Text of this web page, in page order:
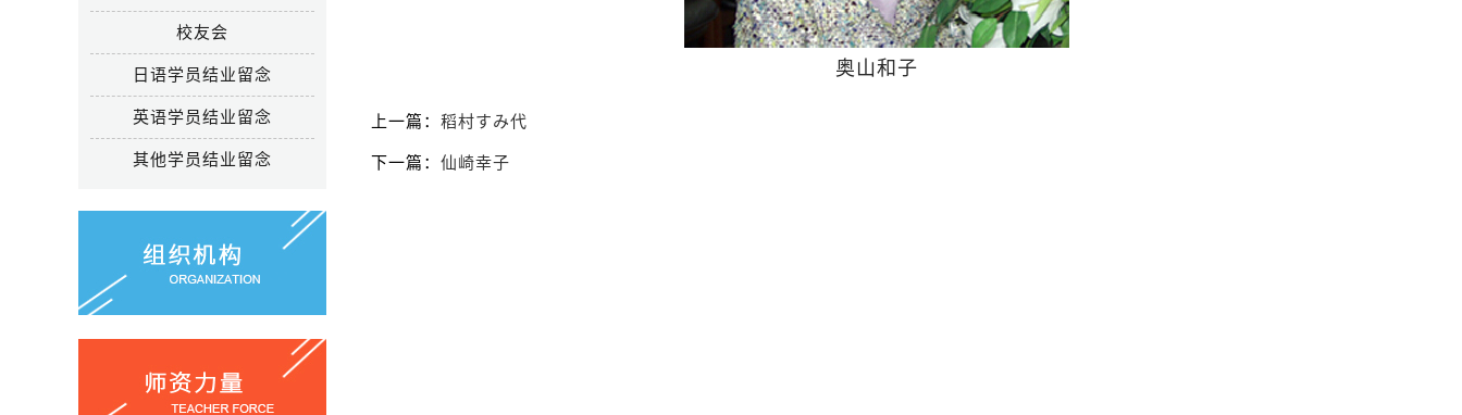
校友会
日语学员结业留念
英语学员结业留念
其他学员结业留念
奥山和子
上一篇： 稻村すみ代
下一篇： 仙崎幸子